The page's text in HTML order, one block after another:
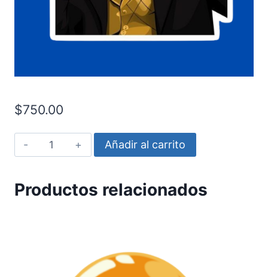
$750.00
caprio
cantidad
Añadir al carrito
Productos relacionados